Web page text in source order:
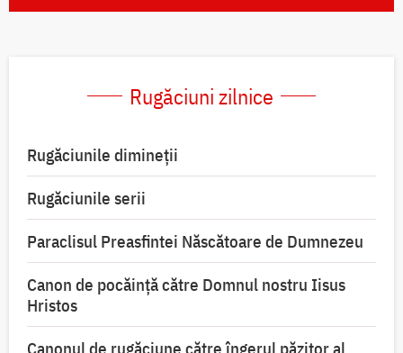
Rugăciuni zilnice
Rugăciunile dimineții
Rugăciunile serii
Paraclisul Preasfintei Născătoare de Dumnezeu
Canon de pocăință către Domnul nostru Iisus
Hristos
Canonul de rugăciune către îngerul păzitor al